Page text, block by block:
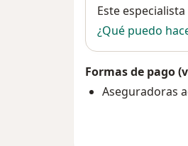
Disponibilidad
Este
¿Qué puedo
Formas de pago
Aseguradoras